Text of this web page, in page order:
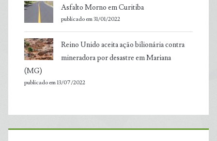
Asfalto Morno em Curitiba
publicado em 31/01/2022
Reino Unido aceita ação bilionária contra
mineradora por desastre em Mariana
(MG)
publicado em 13/07/2022